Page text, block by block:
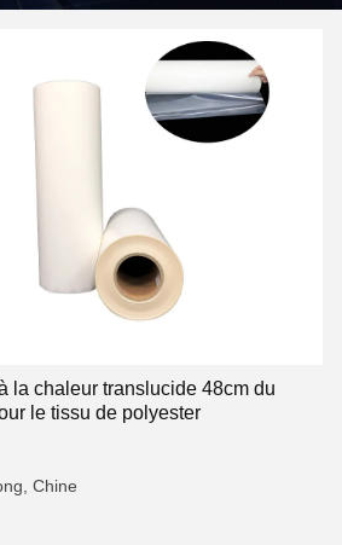
la chaleur translucide 48cm du
le tissu de polyester
Chine